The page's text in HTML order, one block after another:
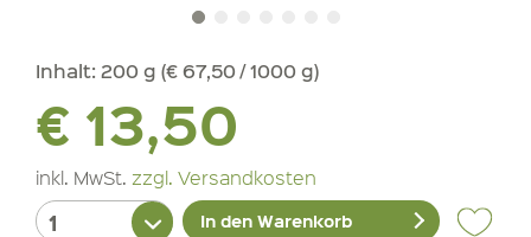
Inhalt: 200 g (€ 67,50 / 1000 g)
€ 13,50
inkl. MwSt. zzgl. Versandkosten
In den Warenkorb